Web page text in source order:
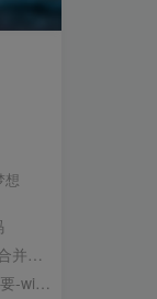
想
转PDF
版本